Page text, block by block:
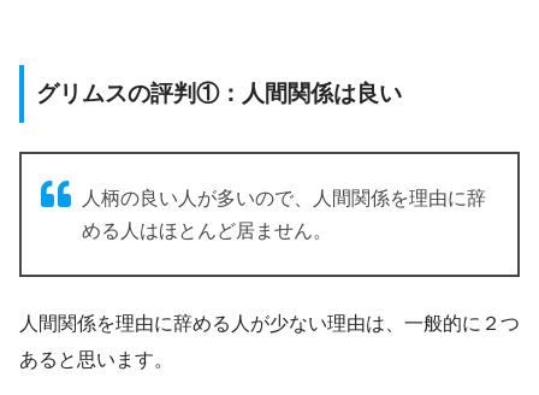
グリムスの評判①：人間関係は良い
人柄の良い人が多いので、人間関係を理由に辞
める人はほとんど居ません。
人間関係を理由に辞める人が少ない理由は、一般的に２つ
あると思います。